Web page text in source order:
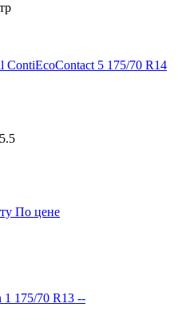
5 175/70 R14
По цене
175/70 R13 --